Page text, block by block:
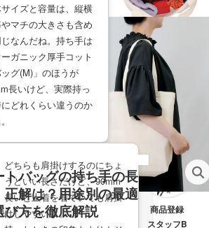
商品の使用イメージ
イズと容量は、縦横
マチの大きさも含め
なんだね。持ち手は
ーガニック厚手コット
グ(M)」のほうが
長いけど、実際持っ
どれくらい違うのか
どちらも肩掛けするのにちょ
うどいい長さだけど、90mm
長いと上着を着ていても肩掛
けしやすいよ。
商品登録
スタッフB
トバッグの持ち手の長
正解は？用途別の最適
び方を徹底解説